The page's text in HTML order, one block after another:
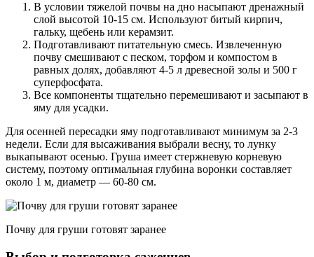
В условии тяжелой почвы на дно насыпают дренажный
слой высотой 10-15 см. Используют битый кирпич,
гальку, щебень или керамзит.
Подготавливают питательную смесь. Извлеченную
почву смешивают с песком, торфом и компостом в
равных долях, добавляют 4-5 л древесной золы и 500 г
суперфосфата.
Все компоненты тщательно перемешивают и засыпают в
яму для усадки.
Для осенней пересадки яму подготавливают минимум за 2-3
недели. Если для высаживания выбрали весну, то лунку
выкапывают осенью. Груша имеет стержневую корневую
систему, поэтому оптимальная глубина воронки составляет
около 1 м, диаметр — 60-80 см.
Почву для груши готовят заранее